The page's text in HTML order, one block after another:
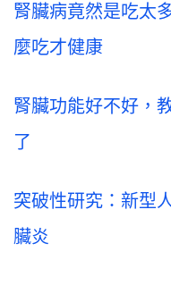
腎臟病竟然是吃太
麼吃才健康
腎臟功能好不好，
了
突破性研究：新型
臟炎